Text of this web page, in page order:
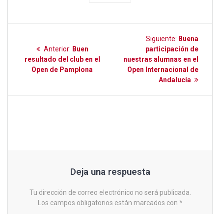
k
p
p
tir
entradas
Anterior: Entrada
anterior:
Buen
resultado del club en el
Open de Pamplona
Siguiente: Siguiente
entrada:
Buena
participación de
nuestras alumnas en el
Open Internacional de
Andalucía
Deja una respuesta
Tu dirección de correo electrónico no será publicada.
Los campos obligatorios están marcados con *